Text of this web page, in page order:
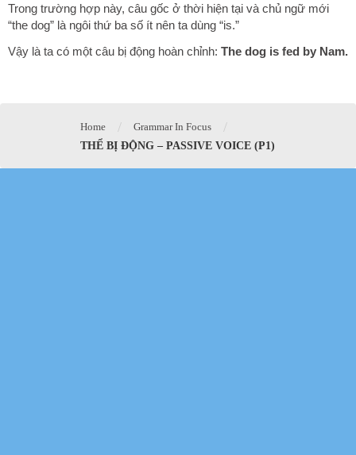
Trong trường hợp này, câu gốc ở thời hiện tại và chủ ngữ mới
“the dog” là ngôi thứ ba số ít nên ta dùng “is.”
Vậy là ta có một câu bị động hoàn chỉnh: The dog is fed by Nam.
Home / Grammar In Focus /
THỂ BỊ ĐỘNG – PASSIVE VOICE (P1)